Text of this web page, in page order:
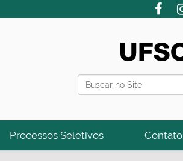
Processos Seletivos Contato